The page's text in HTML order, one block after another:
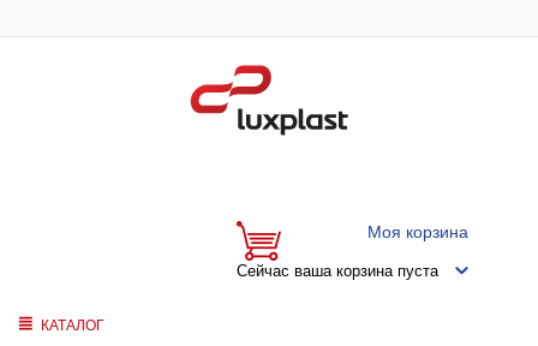
Моя корзина
Сейчас ваша корзина пуста
КАТАЛОГ